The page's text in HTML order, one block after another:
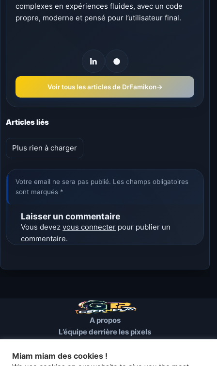
complexes en expériences fluides, avec un code
propre, moderne et pensé pour l’utilisateur final.
Voir tous les articles de DrFamikon→
Articles liés
Plus rien à charger
Votre email ne sera pas publié. Les champs obligatoires
sont marqués *
Laisser un commentaire
Vous devezvous connecter pour publier un
commentaire.
A propos
L’équipe derrière les pixels
Mentions Légales
Miam miam des cookies !